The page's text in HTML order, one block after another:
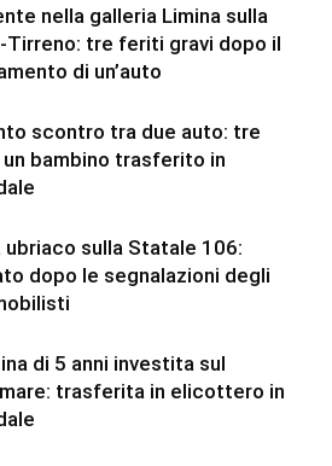
nella galleria Limina sulla
Tirreno: tre feriti gravi dopo il
di un’auto
scontro tra due auto: tre
bambino trasferito in
ubriaco sulla Statale 106:
dopo le segnalazioni degli
di 5 anni investita sul
trasferita in elicottero in